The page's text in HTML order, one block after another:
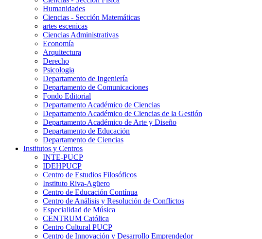
Humanidades
Ciencias - Sección Matemáticas
artes escenicas
Ciencias Administrativas
Economía
Arquitectura
Derecho
Psicologia
Departamento de Ingeniería
Departamento de Comunicaciones
Fondo Editorial
Departamento Académico de Ciencias
Departamento Académico de Ciencias de la Gestión
Departamento Académico de Arte y Diseño
Departamento de Educación
Departamento de Ciencias
Institutos y Centros
INTE-PUCP
IDEHPUCP
Centro de Estudios Filosóficos
Instituto Riva-Agüero
Centro de Educación Contínua
Centro de Análisis y Resolución de Conflictos
Especialidad de Música
CENTRUM Católica
Centro Cultural PUCP
Centro de Innovación y Desarrollo Emprendedor